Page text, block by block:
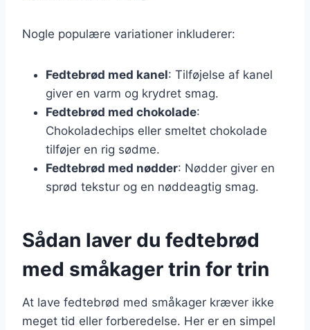
Nogle populære variationer inkluderer:
Fedtebrød med kanel: Tilføjelse af kanel
giver en varm og krydret smag.
Fedtebrød med chokolade:
Chokoladechips eller smeltet chokolade
tilføjer en rig sødme.
Fedtebrød med nødder: Nødder giver en
sprød tekstur og en nøddeagtig smag.
Sådan laver du fedtebrød
med småkager trin for trin
At lave fedtebrød med småkager kræver ikke
meget tid eller forberedelse. Her er en simpel